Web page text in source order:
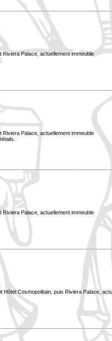
Riviera Palace, actuellement immeuble
Riviera Palace, actuellement immeuble
Riviera Palace, actuellement immeuble
Hôtel Cosmopolitain, puis Riviera Palace,